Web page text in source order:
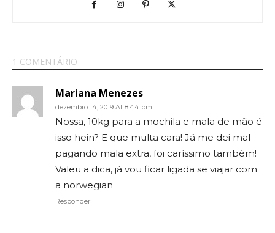
1 COMENTÁRIO
Mariana Menezes
dezembro 14, 2019 At 8:44 pm
Nossa, 10kg para a mochila e mala de mão é
isso hein? E que multa cara! Já me dei mal
pagando mala extra, foi caríssimo também!
Valeu a dica, já vou ficar ligada se viajar com
a norwegian
Responder